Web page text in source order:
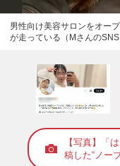
男性向け美容サロンをオー
が走っている（MさんのSNS
【写真】「
稿した“ノー